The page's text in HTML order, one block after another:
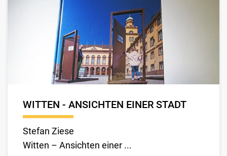
WITTEN - ANSICHTEN EINER STADT
Stefan Ziese
Witten – Ansichten einer ...